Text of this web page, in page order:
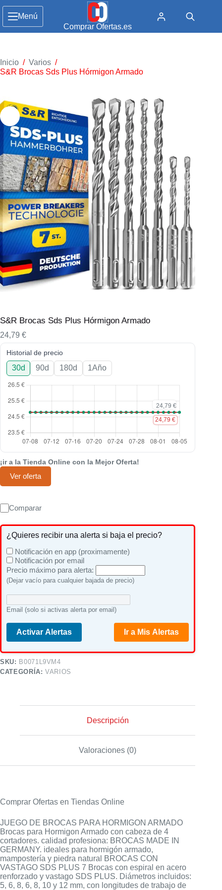
Menú
Comprar Ofertas.es
Inicio / Varios /
S&R Brocas Sds Plus Hórmigon Armado
S&R Brocas Sds Plus Hórmigon Armado
24,79 €
Historial de precio
30d 90d 180d 1Año
¡ir a la Tienda Online con la Mejor Oferta!
Ver oferta
Comparar
¿Quieres recibir una alerta si baja el precio?
Notificación en app (proximamente)
Notificación por email
Precio máximo para alerta:
(Dejar vacío para cualquier bajada de precio)
Email (solo si activas alerta por email)
Activar Alertas Ir a Mis Alertas
SKU: B0071L9VM4
CATEGORÍA:VARIOS
Descripción
Valoraciones (0)
Comprar Ofertas en Tiendas Online
JUEGO DE BROCAS PARA HORMIGON ARMADO
Brocas para Hormigon Armado con cabeza de 4
cortadores. calidad profesiona: BROCAS MADE IN
GERMANY. ideales para hormigón armado,
mampostería y piedra natural BROCAS CON
VASTAGO SDS PLUS 7 Brocas con espiral en acero
renforzado y vastago SDS PLUS. Diámetros incluidos:
5, 6, 8, 6, 8, 10 y 12 mm, con longitudes de trabajo de